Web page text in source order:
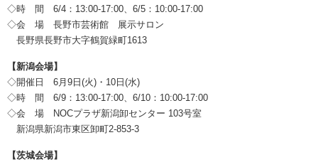
◇時 間 6/4：13:00-17:00、6/5：10:00-17:00
◇会 場 長野市芸術館 展示サロン
長野県長野市大字鶴賀緑町1613
【新潟会場】
◇開催日 6月9日(火)・10日(水)
◇時 間 6/9：13:00-17:00、6/10：10:00-17:00
◇会 場 NOCプラザ新潟卸センター 103号室
新潟県新潟市東区卸町2-853-3
【茨城会場】